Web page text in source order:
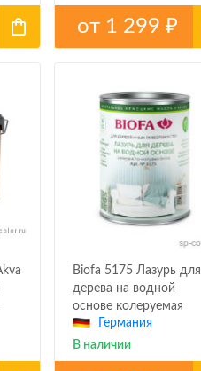
от 1 299 ₽
Biofa 5175 Лазурь для
дерева на водной
основе колеруемая
Германия
В наличии